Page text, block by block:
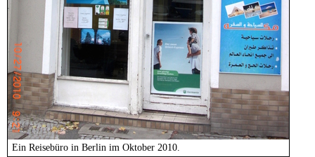
Ein Reisebüro in Berlin im Oktober 2010.